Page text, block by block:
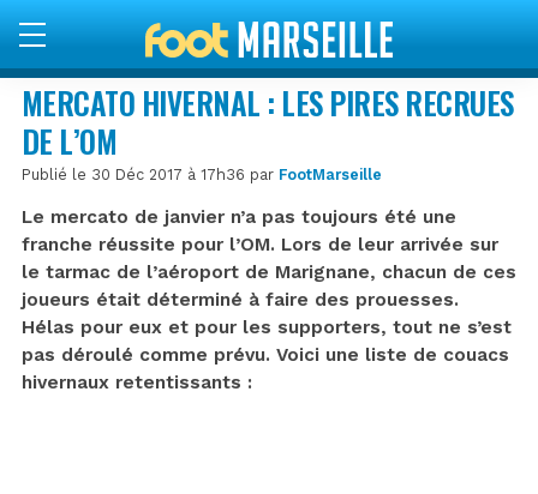
MERCATO HIVERNAL : LES PIRES RECRUES
DE L’OM
Publié le 30 Déc 2017 à 17h36 par FootMarseille
Le mercato de janvier n’a pas toujours été une
franche réussite pour l’OM. Lors de leur arrivée sur
le tarmac de l’aéroport de Marignane, chacun de ces
joueurs était déterminé à faire des prouesses.
Hélas pour eux et pour les supporters, tout ne s’est
pas déroulé comme prévu. Voici une liste de couacs
hivernaux retentissants :